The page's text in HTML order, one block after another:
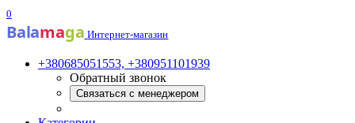
0
Balamaga Интернет-магазин
+380685051553, +380951101939
Обратный звонок
Связаться с менеджером